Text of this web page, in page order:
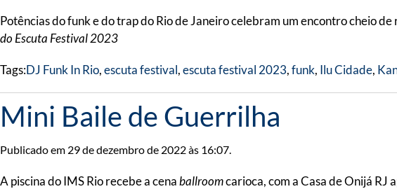
Potências do funk e do trap do Rio de Janeiro celebram um encontro cheio
do Escuta Festival 2023
Tags:DJ Funk In Rio,escuta festival,escuta festival 2023,funk, Ilu Cidade,
Mini Baile de Guerrilha
Publicado em 29 de dezembro de 2022 às 16:07.
A piscina do IMS Rio recebe a cenaballroomcarioca, com a Casa de Onijá RJ